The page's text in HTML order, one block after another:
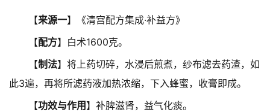
【来源一】《清宫配方集成·补益方》
【配方】白术1600克。
【制法】将上药切碎，水浸后煎煮，纱布滤去药渣，如
此3遍，再将所滤药液加热浓缩，下入蜂蜜，收膏即成。
【功效与作用】补脾滋肾，益气化痰。